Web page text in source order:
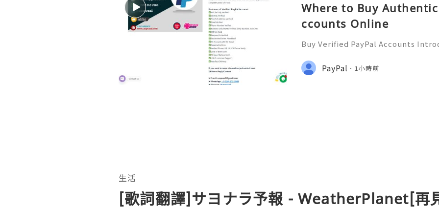
Where to Buy
ccounts Online
Buy Verified PayPal Accounts
n than ever. PayPal stands out as
ms for sending and recei
PayPal 1小時前
生活
[歌詞翻譯]サヨナラ予報 - WeatherPlanet[再